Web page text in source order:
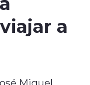
a
Miguel